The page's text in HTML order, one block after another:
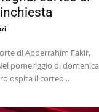
di Abderrahim Fakir,
pomeriggio di domenica
ospita il corteo...